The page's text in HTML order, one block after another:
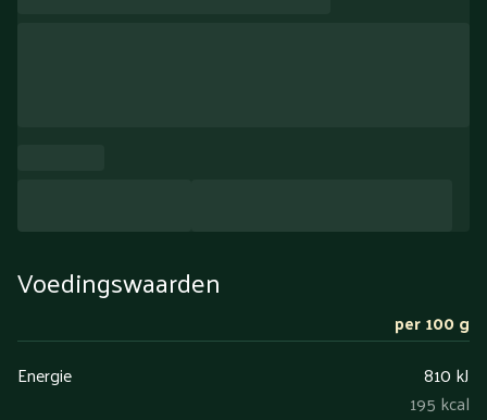
Voedingswaarden
per 100 g
Energie
810 kJ
195 kcal